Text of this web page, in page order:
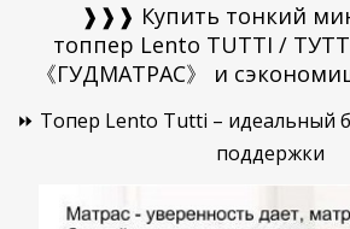
❱❱❱ Купить тонкий
топпер Lento TUTTI /
《ГУДМАТРАС》 и
⏩ Топер Lento Tutti – идеальный
поддержки